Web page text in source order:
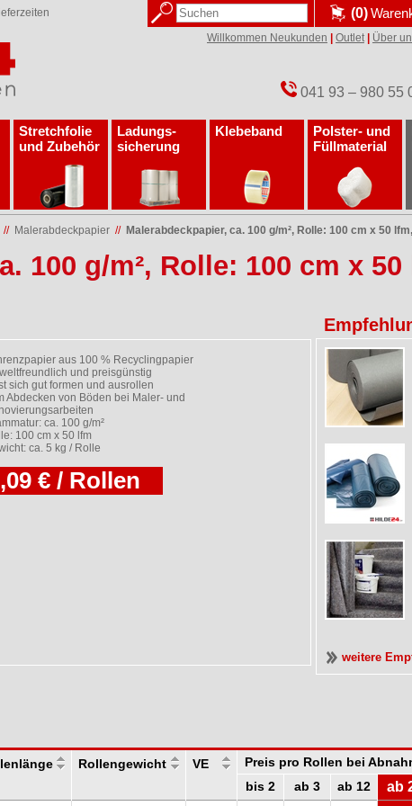
Willkommen Neukunden Outlet Über
041 93 – 980
(0)
Stretchfolie
und Zubehör
Ladungs­
sicherung
Klebeband
Polster- und
Füllmaterial
// Malerabdeckpapier // Malerabdeckpapier, ca. 100 g/m², Rolle: 100 cm x 50
100 g/m², Rolle: 100 cm x
aus 100 % Recyclingpapier
und preisgünstig
sich gut formen und ausrollen
Abdecken von Böden bei Maler- und
ca. 100 g/m²
100 cm x 50 lfm
ca. 5 kg / Rolle
€ / Rollen
weitere
Rollengewicht VE Preis pro Rollen bei
bis 2
ab 3 ab 12 ab